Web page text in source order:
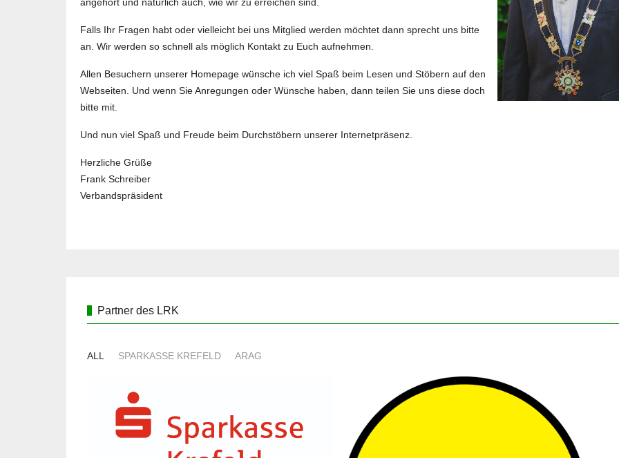
Falls Ihr Fragen habt oder vielleicht bei uns Mitglied werden möchtet dann sprecht uns bitte
an. Wir werden so schnell als möglich Kontakt zu Euch aufnehmen.
Allen Besuchern unserer Homepage wünsche ich viel Spaß beim Lesen und Stöbern auf den
Webseiten. Und wenn Sie Anregungen oder Wünsche haben, dann teilen Sie uns diese doch
bitte mit.
Und nun viel Spaß und Freude beim Durchstöbern unserer Internetpräsenz.
Herzliche Grüße
Frank Schreiber
Verbandspräsident
Partner des LRK
ALL SPARKASSE KREFELD ARAG